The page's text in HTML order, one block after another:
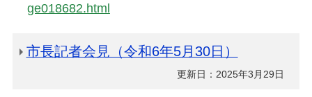
ge018682.html
市長記者会見（令和6年5月30日）
更新日：2025年3月29日